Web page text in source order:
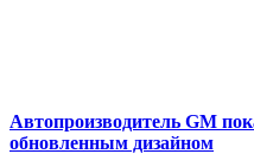
Автопроизводитель GM
обновленным дизайном